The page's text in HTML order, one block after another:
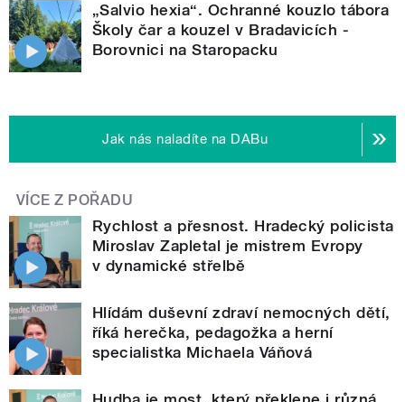
„Salvio hexia“. Ochranné kouzlo tábora
Školy čar a kouzel v Bradavicích -
Borovnici na Staropacku
Jak nás naladíte na DABu
VÍCE Z POŘADU
Rychlost a přesnost. Hradecký policista
Miroslav Zapletal je mistrem Evropy
v dynamické střelbě
Hlídám duševní zdraví nemocných dětí,
říká herečka, pedagožka a herní
specialistka Michaela Váňová